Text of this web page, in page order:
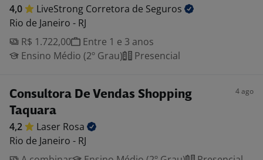
4,0 LiveStrong Corretora de Seguros
Rio de Janeiro - RJ
R$ 1.722,00
Entre 1 e 3 anos
Ensino Médio (2º Grau)
Presencial
Consultora De Vendas Shopping
Taquara
4 ago
4,2 Laser Rosa
Rio de Janeiro - RJ